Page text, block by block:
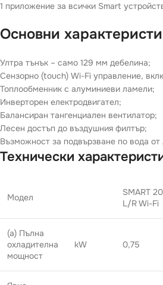
1 приложение за всички Smart
Основни
Ултра тънък – само 129 мм дебелина;
Сензорно (touch) Wi-Fi управление,
Топлообменник с алуминиеви ламели;
Инверторен електродвигател;
Балансиран тангенциален вентилатор;
Лесен достъп до въздушния филтър;
Възможност за подвързване по вода от
Технически
Модел
SMART
L/R Wi-Fi
(a) Пълна
охладителна
мощност
kW 0,75